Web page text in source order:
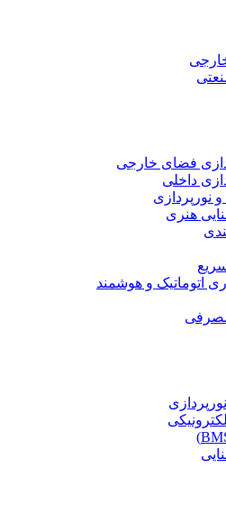
فضای خارجی
داخلی
نورپردازی
هنری
اتوماتیک و هوشمند